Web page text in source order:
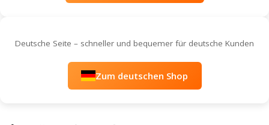
Deutsche Seite – schneller und bequemer für deutsche Kunden
Zum deutschen Shop